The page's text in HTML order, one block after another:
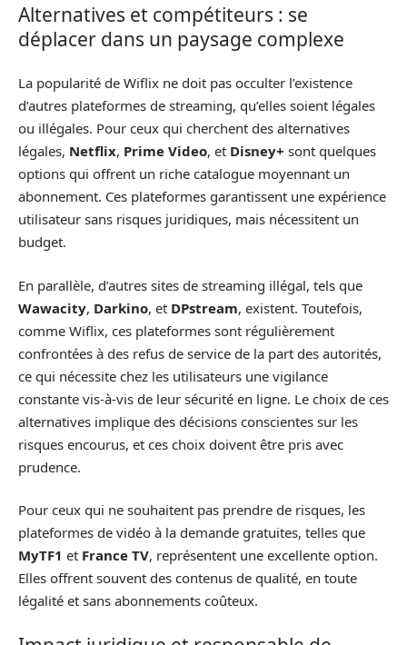
Alternatives et compétiteurs : se
déplacer dans un paysage complexe
La popularité de Wiflix ne doit pas occulter l’existence
d’autres plateformes de streaming, qu’elles soient légales
ou illégales. Pour ceux qui cherchent des alternatives
légales, Netflix, Prime Video, et Disney+ sont quelques
options qui offrent un riche catalogue moyennant un
abonnement. Ces plateformes garantissent une expérience
utilisateur sans risques juridiques, mais nécessitent un
budget.
En parallèle, d’autres sites de streaming illégal, tels que
Wawacity, Darkino, et DPstream, existent. Toutefois,
comme Wiflix, ces plateformes sont régulièrement
confrontées à des refus de service de la part des autorités,
ce qui nécessite chez les utilisateurs une vigilance
constante vis-à-vis de leur sécurité en ligne. Le choix de ces
alternatives implique des décisions conscientes sur les
risques encourus, et ces choix doivent être pris avec
prudence.
Pour ceux qui ne souhaitent pas prendre de risques, les
plateformes de vidéo à la demande gratuites, telles que
MyTF1 et France TV, représentent une excellente option.
Elles offrent souvent des contenus de qualité, en toute
légalité et sans abonnements coûteux.